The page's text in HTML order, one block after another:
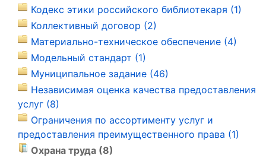
Кодекс этики российского библиотекаря (1)
Коллективный договор (2)
Материально-техническое обеспечение (4)
Модельный стандарт (1)
Муниципальное задание (46)
Независимая оценка качества предоставления
услуг (8)
Ограничения по ассортименту услуг и
предоставления преимущественного права (1)
Охрана труда (8)